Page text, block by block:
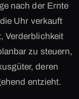
nach der Ernte
Uhr verkauft
Verderblichkeit
zu steuern,
deren
entzieht.